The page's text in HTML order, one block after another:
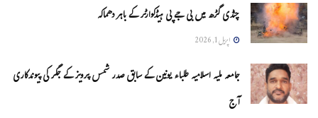
چنڈی گڑھ میں بی جے پی ہیڈکوارٹر کے باہر دھماکہ
اپریل 1, 2026
جامعہ ملیہ اسلامیہ طلباء یونین کے سابق صدر شمس پرویز کے جگر کی پیوندکاری
آج